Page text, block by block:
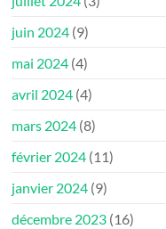
juin 2024 (9)
mai 2024 (4)
avril 2024 (4)
mars 2024 (8)
février 2024 (11)
janvier 2024 (9)
décembre 2023 (16)